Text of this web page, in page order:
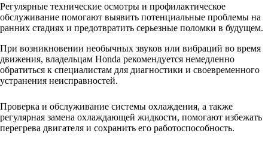
Регулярные технические осмотры и профилактическое
обслуживание помогают выявить потенциальные проблемы на
ранних стадиях и предотвратить серьезные поломки в будущем.
При возникновении необычных звуков или вибраций во время
движения, владельцам Honda рекомендуется немедленно
обратиться к специалистам для диагностики и своевременного
устранения неисправностей.
Проверка и обслуживание системы охлаждения, а также
регулярная замена охлаждающей жидкости, помогают избежать
перегрева двигателя и сохранить его работоспособность.